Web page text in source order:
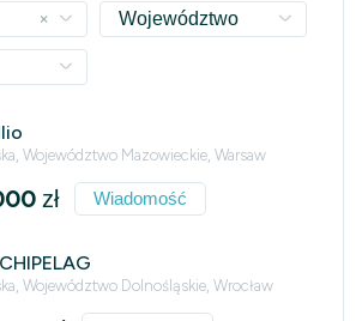
× Województwo
Województwo Mazowieckie, Warsaw
zł Wiadomość
Województwo Dolnośląskie, Wrocław